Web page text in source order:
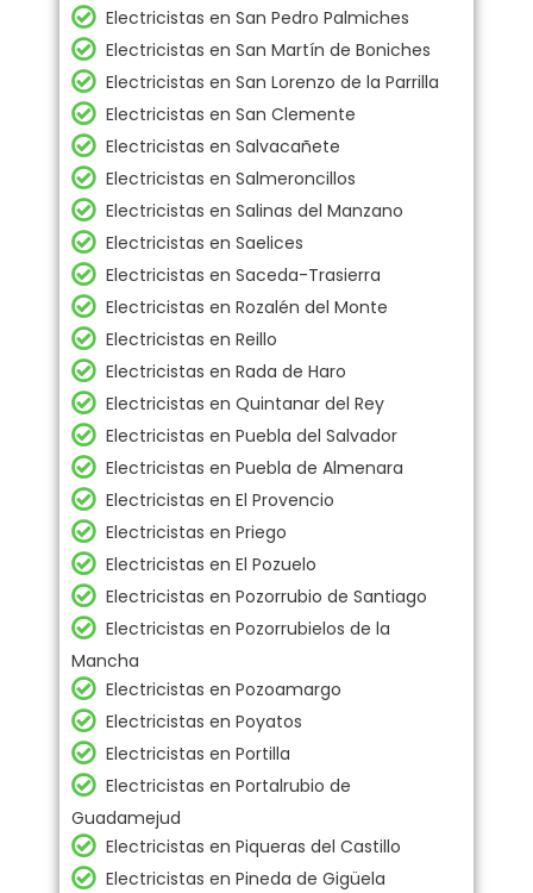
Electricistas en San Pedro Palmiches
Electricistas en San Martín de Boniches
Electricistas en San Lorenzo de la Parrilla
Electricistas en San Clemente
Electricistas en Salvacañete
Electricistas en Salmeroncillos
Electricistas en Salinas del Manzano
Electricistas en Saelices
Electricistas en Saceda-Trasierra
Electricistas en Rozalén del Monte
Electricistas en Reillo
Electricistas en Rada de Haro
Electricistas en Quintanar del Rey
Electricistas en Puebla del Salvador
Electricistas en Puebla de Almenara
Electricistas en El Provencio
Electricistas en Priego
Electricistas en El Pozuelo
Electricistas en Pozorrubio de Santiago
Electricistas en Pozorrubielos de la
Mancha
Electricistas en Pozoamargo
Electricistas en Poyatos
Electricistas en Portilla
Electricistas en Portalrubio de
Guadamejud
Electricistas en Piqueras del Castillo
Electricistas en Pineda de Gigüela